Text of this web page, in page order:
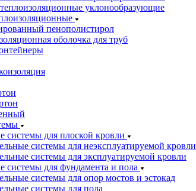
уклонообразующие
пенополистирол
оболочка для труб
системы для плоской кровли
системы для неэксплуатируемой кровли
системы для эксплуатируемой кровли
системы для фундамента и пола
системы для опор мостов и эстокад
системы для пола